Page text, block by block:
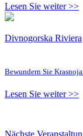
Lesen Sie weiter >>
Divnogorska Riviera
Bewundern Sie
Lesen Sie weiter >>
Nächste